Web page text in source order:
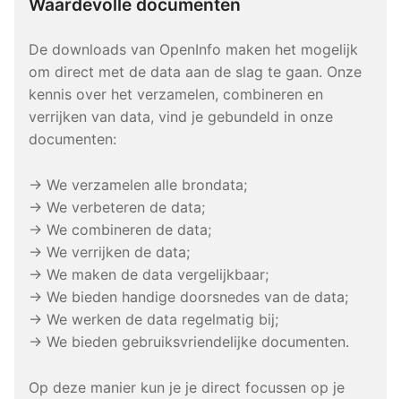
Waardevolle documenten
De downloads van OpenInfo maken het mogelijk
om direct met de data aan de slag te gaan. Onze
kennis over het verzamelen, combineren en
verrijken van data, vind je gebundeld in onze
documenten:
→ We verzamelen alle brondata;
→ We verbeteren de data;
→ We combineren de data;
→ We verrijken de data;
→ We maken de data vergelijkbaar;
→ We bieden handige doorsnedes van de data;
→ We werken de data regelmatig bij;
→ We bieden gebruiksvriendelijke documenten.
Op deze manier kun je je direct focussen op je